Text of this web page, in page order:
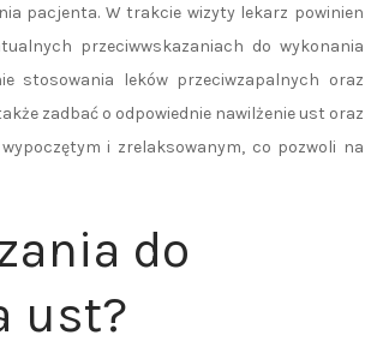
pacjenta. W trakcie wizyty lekarz powinien
przeciwwskazaniach do wykonania
stosowania leków przeciwzapalnych oraz
zadbać o odpowiednie nawilżenie ust oraz
i zrelaksowanym, co pozwoli na
do
ust?